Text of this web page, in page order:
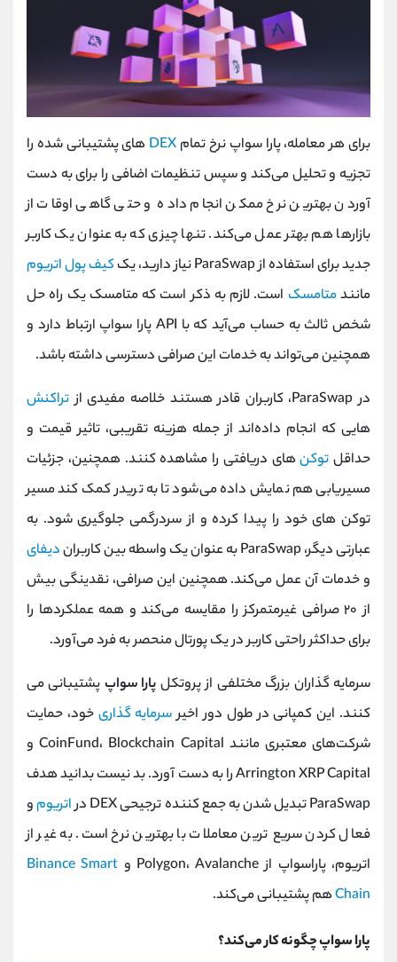
برای هر معامله، پارا سواپ نرخ تمام DEX های پشتیبانی شده را
تجزیه و تحلیل می‌کند و سپس تنظیمات اضافی را برای به دست
آوردن بهترین نرخ ممکن انجام داده و حتی گاهی اوقات از
بازارها هم بهتر عمل می‌کند. تنها چیزی که به عنوان یک کاربر
جدید برای استفاده از ParaSwap نیاز دارید، یک
کیف پول اتریوم
مانندمتامسک است. لازم به ذکر است که متامسک یک راه حل
شخص ثالث به حساب می‌آید که با API پارا سواپ ارتباط دارد و
همچنین می‌تواند به خدمات این صرافی دسترسی داشته باشد.
در ParaSwap، کاربران قادر هستند خلاصه مفیدی از
تراکنش‌
هایی که انجام داده‌اند از جمله هزینه تقریبی، تاثیر قیمت و
حداقل توکن‌های دریافتی را مشاهده کنند. همچنین، جزئیات
مسیریابی هم نمایش داده می‌شود تا به تریدر کمک کند مسیر
توکن‌ های خود را پیدا کرده و از سردرگمی جلوگیری شود. به
عبارتی دیگر، ParaSwap به عنوان یک واسطه بین کاربران
دیفای
و خدمات آن عمل می‌کند. همچنین این صرافی، نقدینگی بیش
از ۲۰ صرافی غیرمتمرکز را مقایسه می‌کند و همه عملکردها را
برای حداکثر راحتی کاربر در یک پورتال منحصر به فرد می‌آورد.
سرمایه گذاران بزرگ مختلفی از پروتکل پارا سواپ پشتیبانی می‌
کنند. این کمپانی در طول دور اخیرسرمایه گذاری خود، حمایت
شرکت‌های معتبری مانند CoinFund، Blockchain Capital و
Arrington XRP Capital را به دست آورد. بد نیست بدانید هدف
ParaSwap تبدیل شدن به جمع‌ کننده ترجیحی DEX در
اتریوم و
فعال کردن سریع‌ ترین معاملات با بهترین نرخ است. به غیر از
اتریوم، پاراسواپ از Polygon، Avalanche و
Binance Smart
Chainهم پشتیبانی می‌کند.
پارا سواپ چگونه کار می‌کند؟